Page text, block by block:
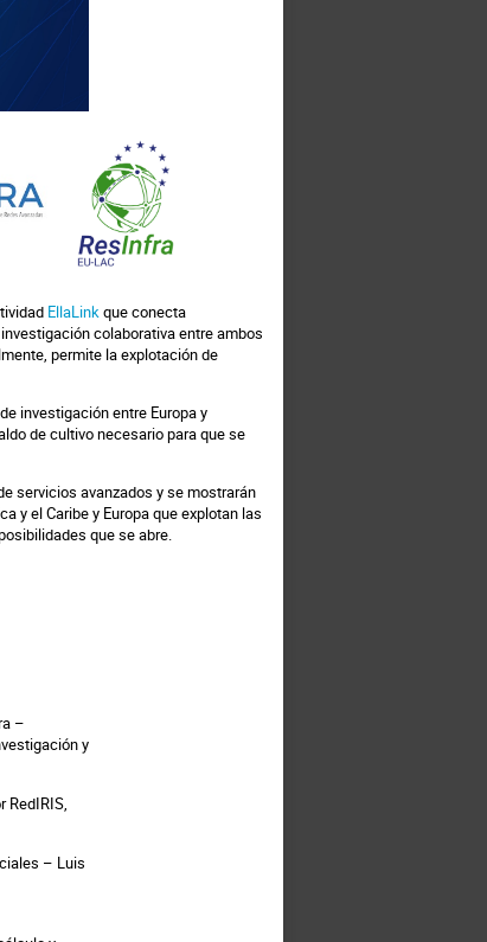
EllaLinkque conecta
colaborativa entre ambos
permite la explotación de
investigación entre Europa y
de cultivo necesario para que se
servicios avanzados y se mostrarán
y el Caribe y Europa que explotan las
que se abre.
–
y
RedIRIS,
– Luis